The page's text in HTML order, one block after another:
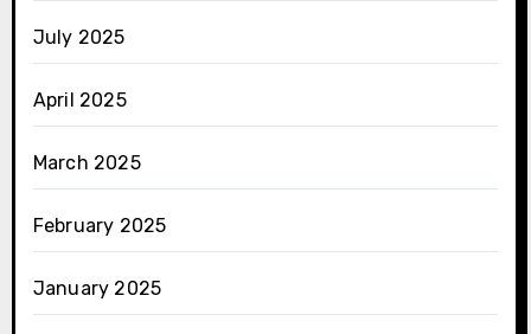
July 2025
April 2025
March 2025
February 2025
January 2025